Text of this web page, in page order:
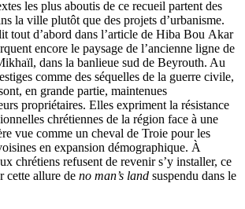
les plus aboutis de ce recueil partent des
la ville plutôt que des projets d’urbanisme.
tout d’abord dans l’article de Hiba Bou Akar
encore le paysage de l’ancienne ligne de
dans la banlieue sud de Beyrouth. Au
comme des séquelles de la guerre civile,
en grande partie, maintenues
propriétaires. Elles expriment la résistance
chrétiennes de la région face à une
vue comme un cheval de Troie pour les
en expansion démographique. À
chrétiens refusent de revenir s’y installer, ce
cette allure de no man’s land suspendu dans le